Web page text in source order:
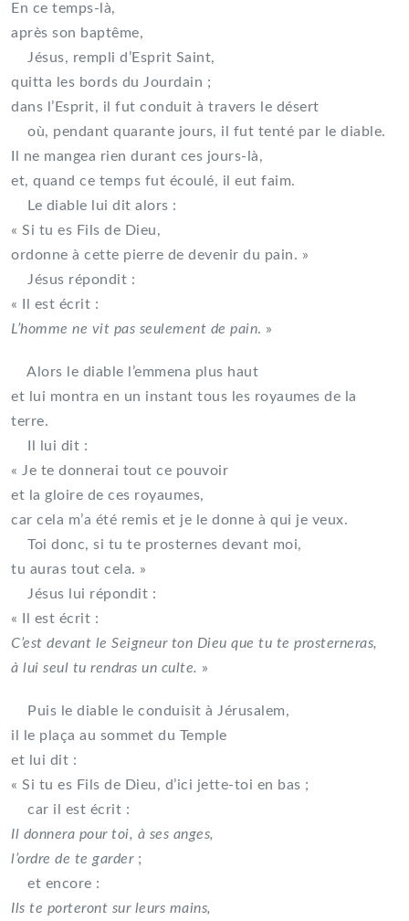
En ce temps-là,
après son baptême,
Jésus, rempli d’Esprit Saint,
quitta les bords du Jourdain ;
dans l’Esprit, il fut conduit à travers le désert
où, pendant quarante jours, il fut tenté par le diable.
Il ne mangea rien durant ces jours-là,
et, quand ce temps fut écoulé, il eut faim.
Le diable lui dit alors :
« Si tu es Fils de Dieu,
ordonne à cette pierre de devenir du pain. »
Jésus répondit :
« Il est écrit :
L’homme ne vit pas seulement de pain. »
Alors le diable l’emmena plus haut
et lui montra en un instant tous les royaumes de la
terre.
Il lui dit :
« Je te donnerai tout ce pouvoir
et la gloire de ces royaumes,
car cela m’a été remis et je le donne à qui je veux.
Toi donc, si tu te prosternes devant moi,
tu auras tout cela. »
Jésus lui répondit :
« Il est écrit :
C’est devant le Seigneur ton Dieu que tu te prosterneras,
à lui seul tu rendras un culte. »
Puis le diable le conduisit à Jérusalem,
il le plaça au sommet du Temple
et lui dit :
« Si tu es Fils de Dieu, d’ici jette-toi en bas ;
car il est écrit :
Il donnera pour toi, à ses anges,
l’ordre de te garder;
et encore :
Ils te porteront sur leurs mains,